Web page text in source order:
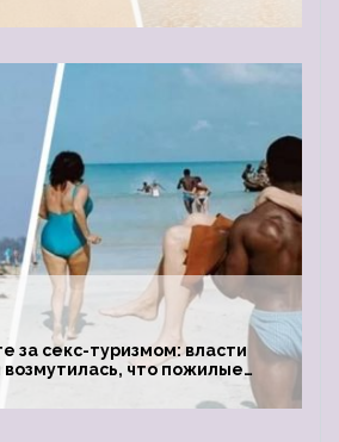
за секс-туризмом: власти
что пожилые
едут к ним, чтобы
любовниками